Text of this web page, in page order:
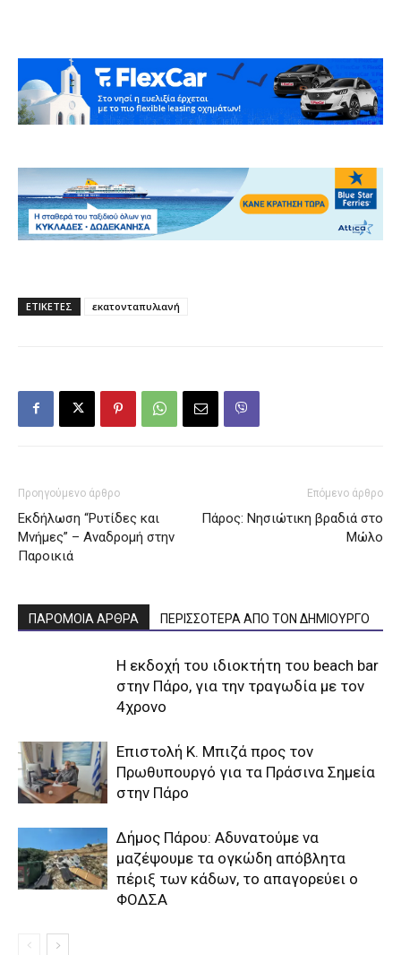
ΕΤΙΚΕΤΕΣ εκατονταπυλιανή
Προηγούμενο άρθρο
Εκδήλωση “Ρυτίδες και
Μνήμες” – Αναδρομή στην
Παροικιά
Επόμενο άρθρο
Πάρος: Νησιώτικη βραδιά στο
Μώλο
ΠΑΡΟΜΟΙΑ ΑΡΘΡΑ ΠΕΡΙΣΣΟΤΕΡΑ ΑΠΟ ΤΟΝ ΔΗΜΙΟΥΡΓΟ
Η εκδοχή του ιδιοκτήτη του beach bar
στην Πάρο, για την τραγωδία με τον
4χρονο
Επιστολή Κ. Μπιζά προς τον
Πρωθυπουργό για τα Πράσινα Σημεία
στην Πάρο
Δήμος Πάρου: Αδυνατούμε να
μαζέψουμε τα ογκώδη απόβλητα
πέριξ των κάδων, το απαγορεύει ο
ΦΟΔΣΑ